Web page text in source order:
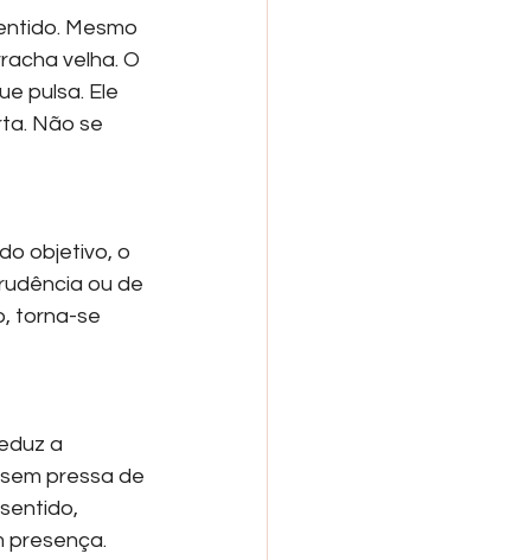
Mesmo
velha. O
pulsa. Ele
Não se
objetivo, o
ou de
torna-se
a
pressa de
presença.